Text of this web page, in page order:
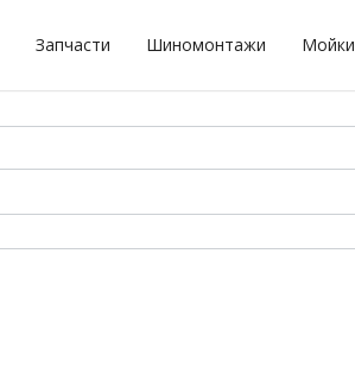
Запчасти Шиномонтажи Мойки